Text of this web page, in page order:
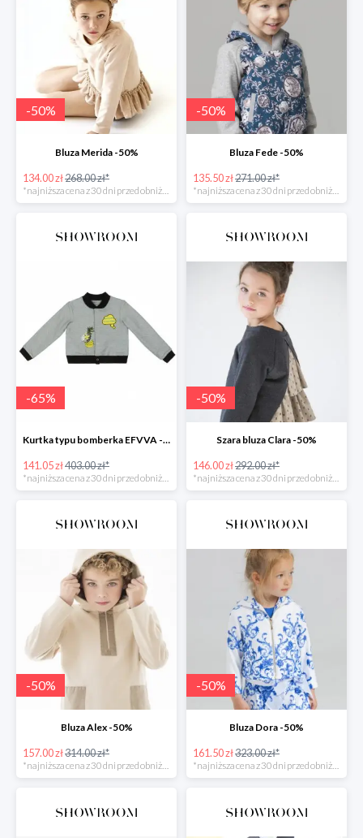
-50%
Bluza Merida -50%
134.00 zł268.00 zł*
-50%
Bluza Fede -50%
135.50 zł271.00 zł*
-65%
Kurtka typu bomberka EFVVA -65%
141.05 zł403.00 zł*
-50%
Szara bluza Clara -50%
146.00 zł292.00 zł*
-50%
Bluza Alex -50%
157.00 zł314.00 zł*
*najniższa cena z 30 dni przed obniżką
-50%
Bluza Dora -50%
161.50 zł323.00 zł*
*najniższa cena z 30 dni przed obniżką